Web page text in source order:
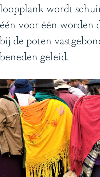
loopplank wordt
één voor één worden
bij de poten
beneden geleid.